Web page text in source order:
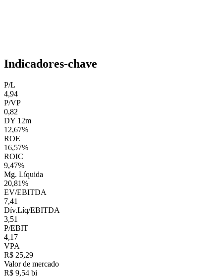
Indicadores-chave
P/L
4,94
P/VP
0,82
DY 12m
12,67%
ROE
16,57%
ROIC
9,47%
Mg. Líquida
20,81%
EV/EBITDA
7,41
Dív.Líq/EBITDA
3,51
P/EBIT
4,17
VPA
R$ 25,29
Valor de mercado
R$ 9,54 bi